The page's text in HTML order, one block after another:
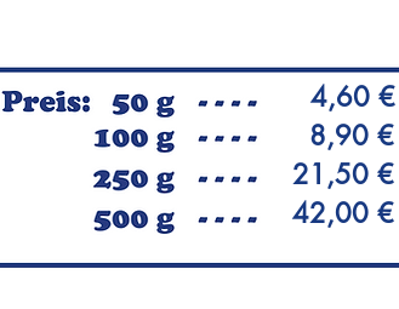
4,60 €
8,90 €
21,50 €
42,00 €